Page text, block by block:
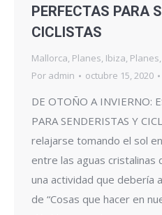
PERFECTAS PARA
CICLISTAS
Mallorca, Planes, Ibiza, Planes,
Por admin octubre 15, 2020
DE OTOÑO A INVIERNO:
PARA SENDERISTAS Y
relajarse tomando el sol
entre las aguas cristalinas
una actividad que debería
de “Cosas que hacer en